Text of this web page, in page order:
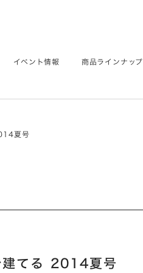
イベント情報 商品ラインナップ
夏号
建てる 2014夏号